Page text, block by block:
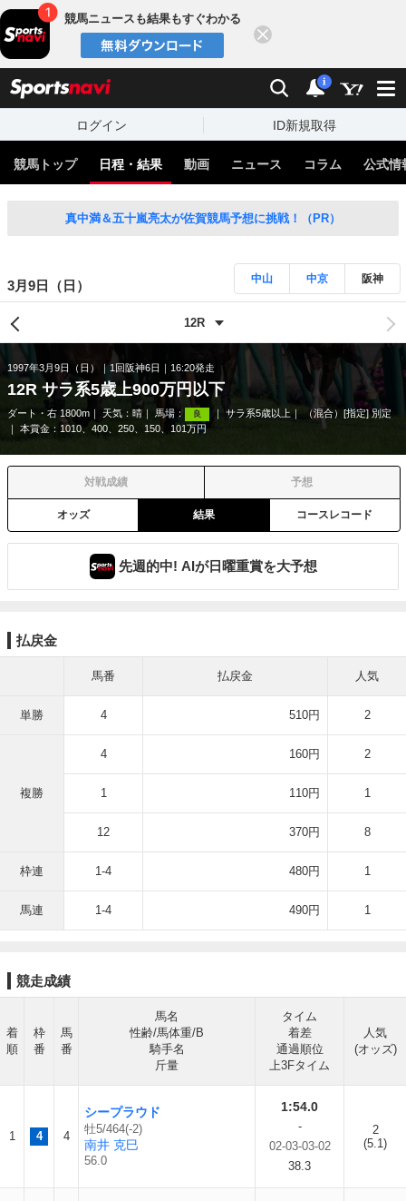
競馬ニュースも結果もすぐわかる
検索 通知
i
ログイン ID新規取得
競馬トップ 日程・結果 動画 ニュース コラム 公式情
真中満＆五十嵐亮太が佐賀競馬予想に挑戦！（PR）
3月9日（日） 中山 中京 阪神
1997年3月9日（日） 1回阪神6日 16:20発走
12R サラ系5歳上900万円以下
ダート・右 1800m 天気： 晴 馬場： 良 サラ系5歳以上
（混合）[指定] 別定
本賞金：1010、400、250、150、101万円
対戦成績 予想
オッズ 結果 コースレコード
先週的中! AIが日曜重賞を大予想
払戻金
馬番 払戻金 人気
単勝 4 510円 2
複勝
4 160円 2
1 110円 1
12 370円 8
枠連 1-4 480円 1
馬連 1-4 490円 1
競走成績
着
順
枠
番
馬
番
馬名
性齢/馬体重/B
騎手名
斤量
タイム
着差
通過順位
上3Fタイム
人気
(オッズ)
1 4 4
シープラウド
牡5/464(-2)
南井 克巳
56.0
1:54.0
-
02-03-03-02
38.3
2
(5.1)